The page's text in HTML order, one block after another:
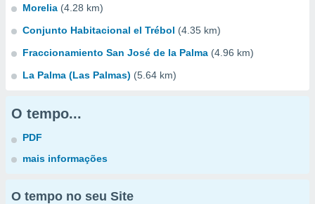
Morelia (4.28 km)
Conjunto Habitacional el Trébol (4.35 km)
Fraccionamiento San José de la Palma (4.96 km)
La Palma (Las Palmas) (5.64 km)
O tempo...
PDF
mais informações
O tempo no seu Site